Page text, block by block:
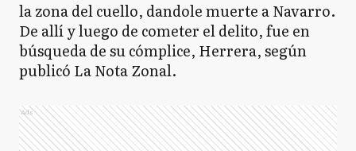
la zona del cuello, dandole muerte a Navarro.
De allí y luego de cometer el delito, fue en
búsqueda de su cómplice, Herrera, según
publicó La Nota Zonal.
Ads